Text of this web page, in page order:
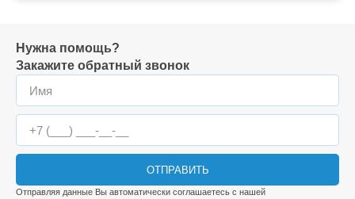
Нужна помощь?
Закажите обратный звонок
ОТПРАВИТЬ
Отправляя данные Вы автоматически соглашаетесь с нашей